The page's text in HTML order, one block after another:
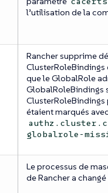
l’utilisation de la
Rancher supprime
que le GlobalRole
GlobalRoleBindings
étaient marqués
globalrole-
Le processus de
de Rancher a